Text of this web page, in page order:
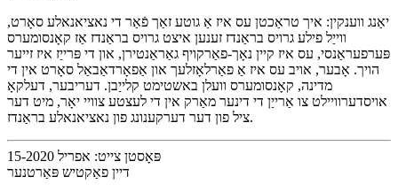
יאַנג ווענקין: איך טראַכטן עס איז אַ גוטע זאַך פֿאַר די נאציאנאלע סאָרט,
ווייַל פילע גרויס בראַנדז זענען איצט גרויס בראַנדז אַז קאָנסומערס
פּערפעראַנסי, עס איז קיין נאָך-פאַרקויף גאַראַנטירן, און די פּרייַז איז זייער
הויך. אָבער, אויב עס איז אַ פאַרלאָזלעך און אַפאָרדאַבאַל סאָרט אין די
מדינה, קאָנסומערס וועלן באשטימט קלייַבן. דעריבער, דעלקאָ
אויסדערוויילט צו אַרייַן די דינער מאַרק אין די לעצטע צוויי יאָר, מיט דער
ציל פון דער דערקענונג פון נאציאנאלע בראַנדז.
פּאָסטן צייט: אפריל 15-2020
דיין פאַקטיש פּאַרטנער